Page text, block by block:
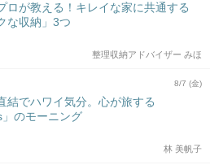
ロが教える！キレイな家に共通する
な収納」3つ
整理収納アドバイザー みほ
8/7 (金)
結でハワイ気分。心が旅する
」のモーニング
林 美帆子